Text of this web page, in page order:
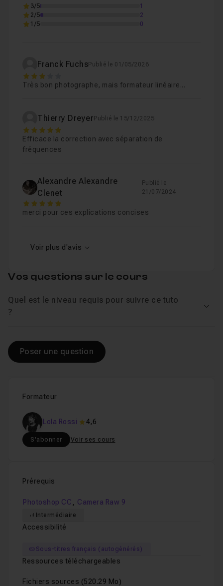
3/5
1
2/5
2
1/5
0
Franck FuchsPublié le 01/05/2026
3
Très bon photographe, mais formateur linéaire...
Thierry Dreyer Publié le 15/12/2025
5
Efficace la correction avec séparation de
fréquences
Alexandre Alexandre
Clenet
Publié le
21/07/2024
5
merci pour ces explications concises
Voir plus d'avis
Formateur
Lola Rossi 4,6
S'abonner Voir ses cours
Prérequis
Photoshop CC , Camera Raw 9
Intermédiaire
Accessibilité
Sous-titres français (autogénérés)
Ressources téléchargeables
Fichiers sources (520.29 Mo)
Vos questions sur le cours
Quel est le niveau requis pour suivre ce tuto
?
Poser une question